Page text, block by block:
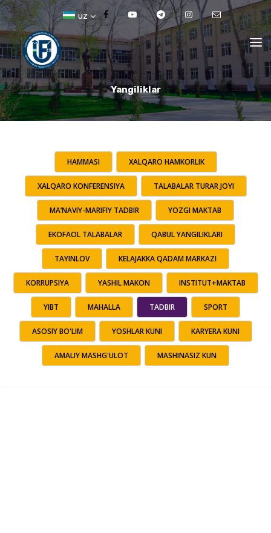
uz
Yangiliklar
HAMMASI XALQARO HAMKORLIK
XALQARO KONFERENSIYA TALABALAR TURAR JOYI
MA’NAVIY-MARIFIY TADBIR YOZGI MAKTAB
EKOFAOL TALABALAR QABUL YANGILIKLARI
TAYINLOV KELAJAKKA QADAM MARKAZI
KORRUPSIYA YASHIL MAKON INSTITUT+MAKTAB
YIBT MAHALLA TADBIR SPORT
ASOSIY BO'LIM YOSHLAR KUNI KARYERA KUNI
AMALIY MASHG'ULOT MASHINASIZ KUN